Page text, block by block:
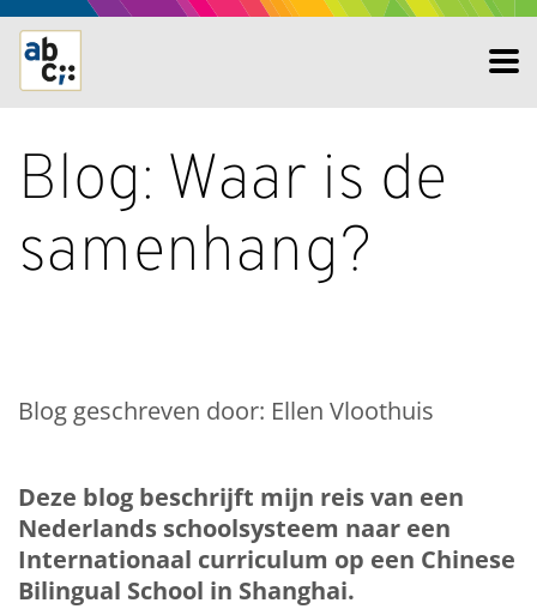
Blog: Waar is de
samenhang?
Blog geschreven door: Ellen Vloothuis
Deze blog beschrijft mijn reis van een
Nederlands schoolsysteem naar een
Internationaal curriculum op een Chinese
Bilingual School in Shanghai.